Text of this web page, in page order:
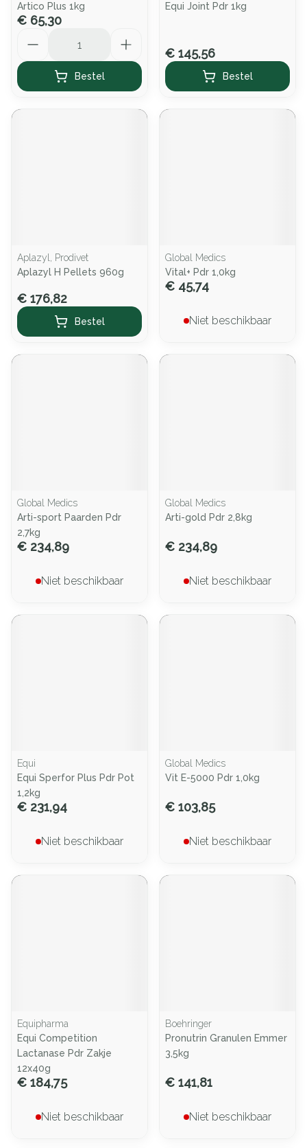
Artico Plus 1kg
€ 65,30
Bestel
Equi Joint Pdr 1kg
€ 145,56
Bestel
Aplazyl, Prodivet
Aplazyl H Pellets 960g
€ 176,82
Bestel
Global Medics
Vital+ Pdr 1,0kg
€ 45,74
Niet beschikbaar
Global Medics
Arti-sport Paarden Pdr
2,7kg
€ 234,89
Niet beschikbaar
Global Medics
Arti-gold Pdr 2,8kg
€ 234,89
Niet beschikbaar
Equi
Equi Sperfor Plus Pdr Pot
1,2kg
€ 231,94
Niet beschikbaar
Global Medics
Vit E-5000 Pdr 1,0kg
€ 103,85
Niet beschikbaar
Equipharma
Equi Competition
Lactanase Pdr Zakje
12x40g
€ 184,75
Niet beschikbaar
Boehringer
Pronutrin Granulen Emmer
3,5kg
€ 141,81
Niet beschikbaar